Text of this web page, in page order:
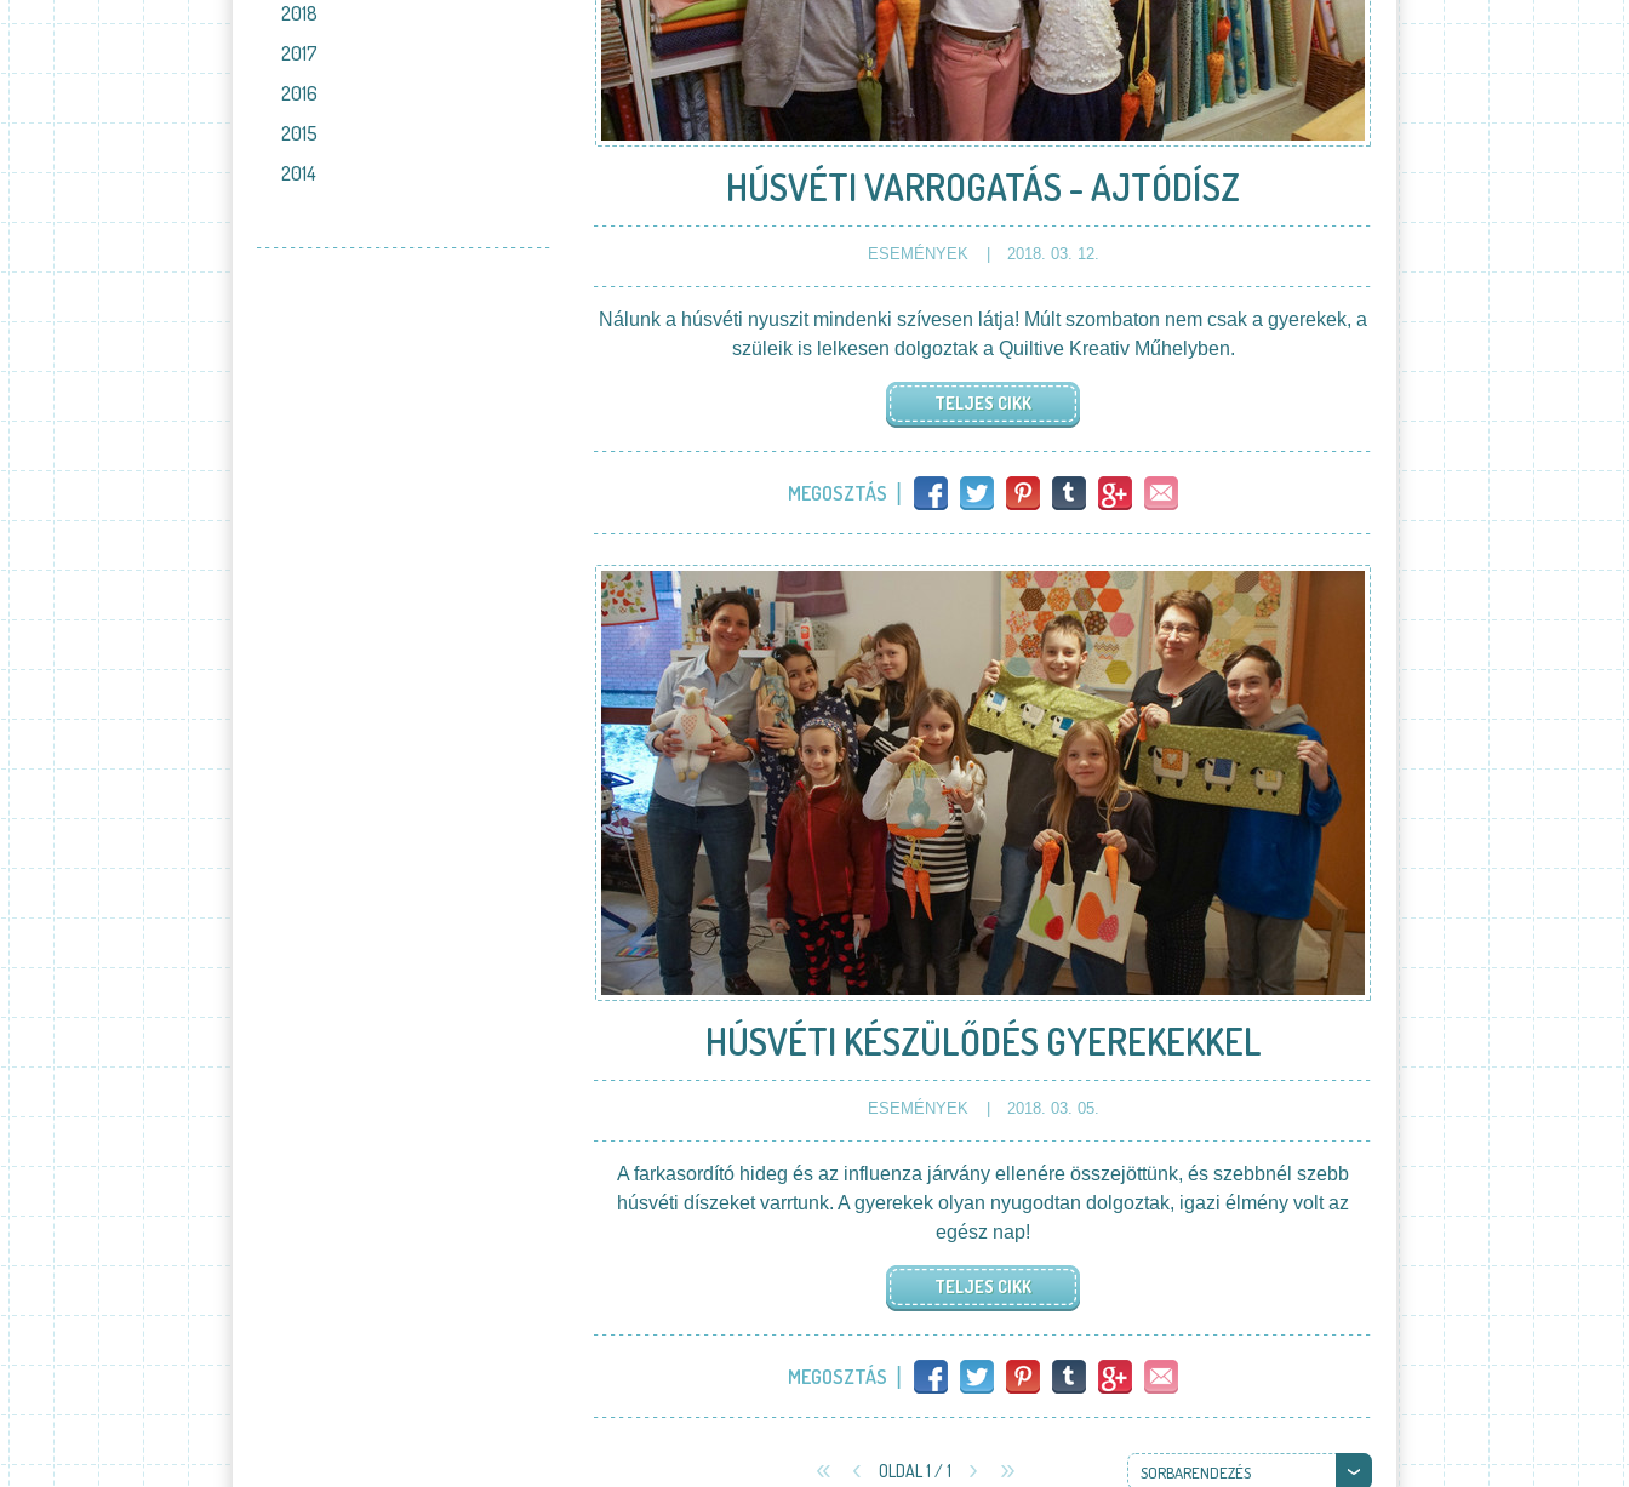
2018
2017
2016
2015
2014
HÚSVÉTI VARROGATÁS - AJTÓDÍSZ
ESEMÉNYEK 2018. 03. 12.
Nálunk a húsvéti nyuszit mindenki szívesen látja! Múlt szombaton nem csak a gyerekek, a
szüleik is lelkesen dolgoztak a Quiltive Kreativ Műhelyben.
TELJES CIKK
MEGOSZTÁS
HÚSVÉTI KÉSZÜLŐDÉS GYEREKEKKEL
ESEMÉNYEK 2018. 03. 05.
A farkasordító hideg és az influenza járvány ellenére összejöttünk, és szebbnél szebb
húsvéti díszeket varrtunk. A gyerekek olyan nyugodtan dolgoztak, igazi élmény volt az
egész nap!
TELJES CIKK
MEGOSZTÁS
SORBARENDEZÉS
OLDAL 1 / 1